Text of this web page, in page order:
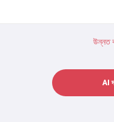
উন্নত
AI